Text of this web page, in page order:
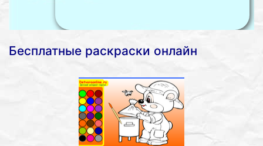
Бесплатные раскраски онлайн